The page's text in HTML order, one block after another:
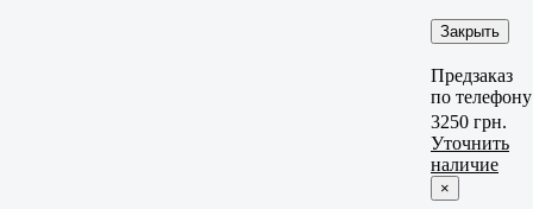
Закрыть
Предзаказ
по телефону
3250 грн.
Уточнить
наличие
×